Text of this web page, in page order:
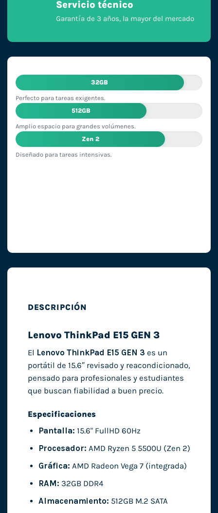
Servicio técnico
Garantía de 3 años, la mayor del mercado
32GB
Perfecto para tareas exigentes.
512GB
Amplio espacio para grandes volúmenes.
Zen 2
Diseñado para tareas intensivas.
DESCRIPCIÓN
Lenovo ThinkPad E15 GEN 3
El Lenovo ThinkPad E15 GEN 3 es un
portátil de 15.6″ revisado y reacondicionado,
pensado para profesionales y estudiantes
que buscan fiabilidad a buen precio.
Especificaciones
Pantalla: 15.6" FullHD 60Hz
Procesador: AMD Ryzen 5 5500U (Zen 2)
Gráfica: AMD Radeon Vega 7 (integrada)
RAM: 32GB DDR4
Almacenamiento: 512GB M.2 SATA